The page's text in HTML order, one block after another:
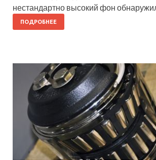
нестандартно высокий фон
ПОДРОБНЕЕ